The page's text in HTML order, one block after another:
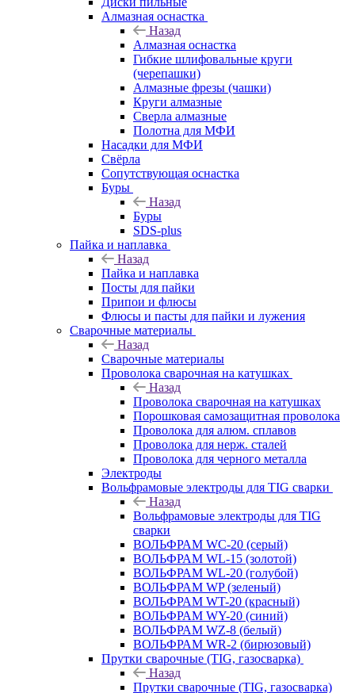
Алмазная оснастка
Назад
Алмазная оснастка
Гибкие шлифовальные круги
(черепашки)
Алмазные фрезы (чашки)
Круги алмазные
Сверла алмазные
Полотна для МФИ
Насадки для МФИ
Свёрла
Сопутствующая оснастка
Буры
Назад
Буры
SDS-plus
Пайка и наплавка
Назад
Пайка и наплавка
Посты для пайки
Припои и флюсы
Флюсы и пасты для пайки и лужения
Сварочные материалы
Назад
Сварочные материалы
Проволока сварочная на катушках
Назад
Проволока сварочная на катушках
Порошковая самозащитная проволока
Проволока для алюм. сплавов
Проволока для нерж. сталей
Проволока для черного металла
Электроды
Вольфрамовые электроды для TIG сварки
Назад
Вольфрамовые электроды для TIG
сварки
ВОЛЬФРАМ WC-20 (серый)
ВОЛЬФРАМ WL-15 (золотой)
ВОЛЬФРАМ WL-20 (голубой)
ВОЛЬФРАМ WP (зеленый)
ВОЛЬФРАМ WT-20 (красный)
ВОЛЬФРАМ WY-20 (синий)
ВОЛЬФРАМ WZ-8 (белый)
ВОЛЬФРАМ WR-2 (бирюзовый)
Прутки сварочные (TIG, газосварка)
Назад
Прутки сварочные (TIG, газосварка)